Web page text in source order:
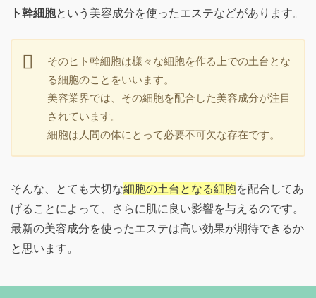
ト幹細胞という美容成分を使ったエステなどがあります。
そのヒト幹細胞は様々な細胞を作る上での土台とな
る細胞のことをいいます。
美容業界では、その細胞を配合した美容成分が注目
されています。
細胞は人間の体にとって必要不可欠な存在です。
そんな、とても大切な細胞の土台となる細胞を配合してあ
げることによって、さらに肌に良い影響を与えるのです。
最新の美容成分を使ったエステは高い効果が期待できるか
と思います。